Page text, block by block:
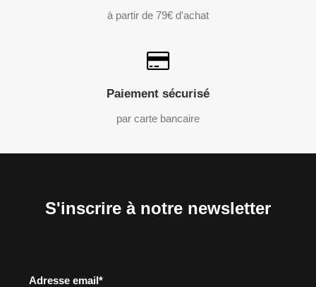
à partir de 79€ d'achat
Paiement sécurisé
par carte bancaire
S'inscrire à notre newsletter
Adresse email*